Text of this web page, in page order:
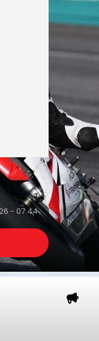
- 07:44